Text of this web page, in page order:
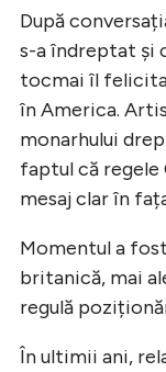
După
s-a îndreptat și
tocmai îl
în America.
monarhului
faptul că regele
mesaj clar în
Momentul a
britanică, mai
regulă
În ultimii ani,